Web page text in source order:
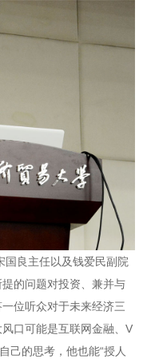
国良主任以及钱爱民副院
的问题对投资、兼并与
位听众对于未来经济三
口可能是互联网金融、 V
己的思考，他也能“授人